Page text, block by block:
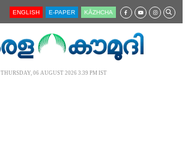
ENGLISH E-PAPER KĀZHCHA
THURSDAY, 06 AUGUST 2026 3.39 PM IST